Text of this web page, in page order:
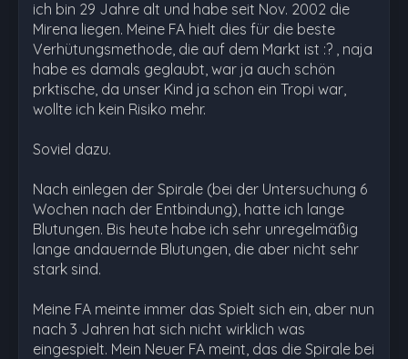
ich bin 29 Jahre alt und habe seit Nov. 2002 die
Mirena liegen. Meine FA hielt dies für die beste
Verhütungsmethode, die auf dem Markt ist :? , naja
habe es damals geglaubt, war ja auch schön
prktische, da unser Kind ja schon ein Tropi war,
wollte ich kein Risiko mehr.
Soviel dazu.
Nach einlegen der Spirale (bei der Untersuchung 6
Wochen nach der Entbindung), hatte ich lange
Blutungen. Bis heute habe ich sehr unregelmäßig
lange andauernde Blutungen, die aber nicht sehr
stark sind.
Meine FA meinte immer das Spielt sich ein, aber nun
nach 3 Jahren hat sich nicht wirklich was
eingespielt. Mein Neuer FA meint, das die Spirale bei